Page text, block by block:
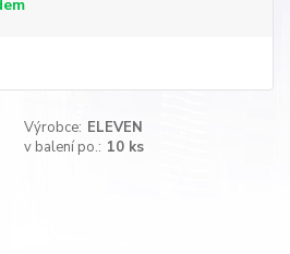
Výrobce: ELEVEN
v balení po.: 10 ks